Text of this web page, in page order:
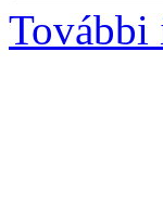
További